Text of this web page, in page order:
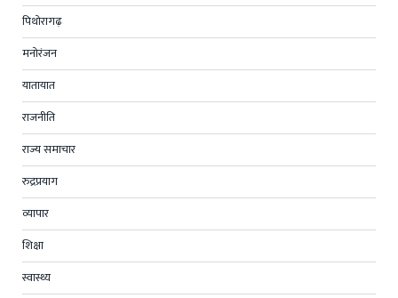
पिथोरागढ़
मनोरंजन
यातायात
राजनीति
राज्य समाचार
रुद्रप्रयाग
व्यापार
शिक्षा
स्वास्थ्य